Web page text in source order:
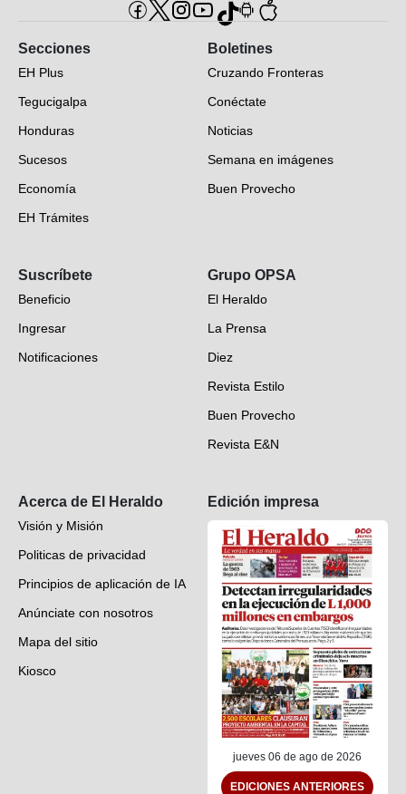
Secciones
EH Plus
Tegucigalpa
Honduras
Sucesos
Economía
EH Trámites
EH Verifica
Fotogalerías
Deportes
Videos
Boletines
Cruzando Fronteras
Conéctate
Noticias
Semana en imágenes
Buen Provecho
Suscríbete
Beneficio
Ingresar
Notificaciones
Grupo OPSA
El Heraldo
La Prensa
Diez
Revista Estilo
Buen Provecho
Revista E&N
Acerca de El Heraldo
Visión y Misión
Politicas de privacidad
Principios de aplicación de IA
Anúnciate con nosotros
Mapa del sitio
Kiosco
Edición impresa
jueves 06 de ago de 2026
EDICIONES ANTERIORES